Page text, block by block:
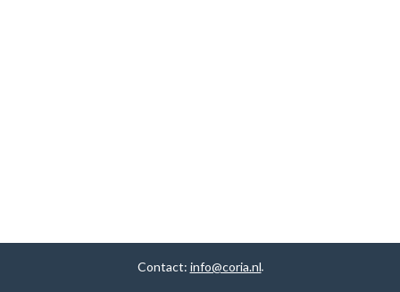
Contact: info@coria.nl.